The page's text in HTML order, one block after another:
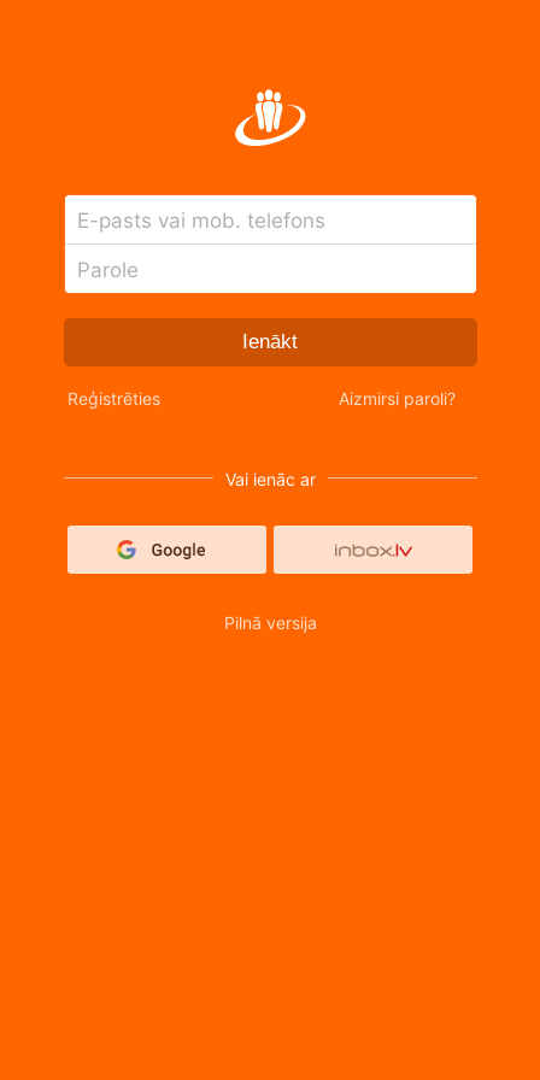
E-pasts vai mob. telefons
Parole
Ienākt
Reģistrēties Aizmirsi paroli?
Vai ienāc ar
Pilnā versija